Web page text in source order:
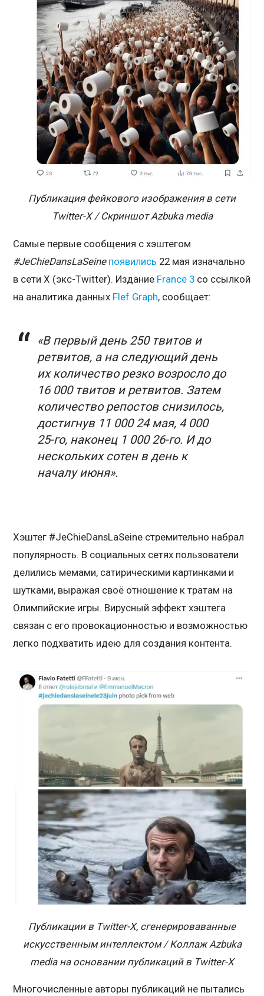
Публикация фейкового изображения в сети
Twitter-X / Скриншот Azbuka media
Самые первые сообщения с хэштегом
#JeChieDansLaSeine появились 22 мая изначально
в сети X (экс-Twitter). Издание France 3 со ссылкой
на аналитика данных Flef Graph, сообщает:
«В первый день 250 твитов и
ретвитов, а на следующий день
их количество резко возросло до
16 000 твитов и ретвитов. Затем
количество репостов снизилось,
достигнув 11 000 24 мая, 4 000
25-го, наконец1 000 26-го. И до
нескольких сотен в деньк
началу июня».
Хэштег #JeChieDansLaSeine стремительно набрал
популярность. В социальных сетях пользователи
делились мемами, сатирическими картинками и
шутками, выражая своё отношение к тратам на
Олимпийские игры. Вирусный эффект хэштега
связан с его провокационностью и возможностью
легко подхватить идею для создания контента.
Публикации в Twitter-X, сгенерироваванные
искусственным интеллектом / Коллаж Azbuka
media на основании публикаций в Twitter-X
Многочисленные авторы публикаций не пытались